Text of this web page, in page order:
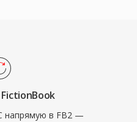
напрямую в FB2 —